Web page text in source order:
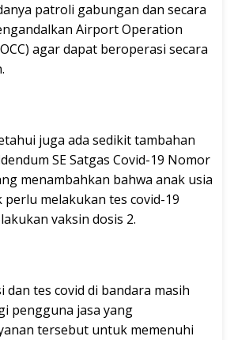
patroli gabungan dan secara
Airport Operation
agar dapat beroperasi secara
juga ada sedikit tambahan
SE Satgas Covid-19 Nomor
menambahkan bahwa anak usia
perlu melakukan tes covid-19
vaksin dosis 2.
dan tes covid di bandara masih
pengguna jasa yang
tersebut untuk memenuhi